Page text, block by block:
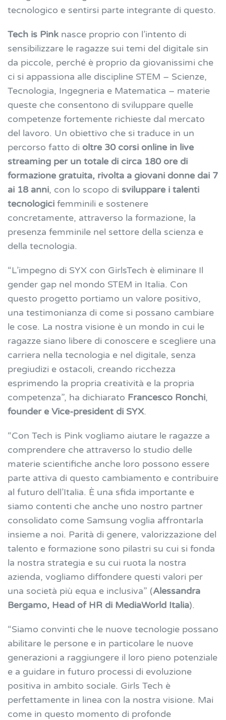
tecnologico e sentirsi parte integrante di questo.
Tech is Pink nasce proprio con l’intento di
sensibilizzare le ragazze sui temi del digitale sin
da piccole, perché è proprio da giovanissimi che
ci si appassiona alle discipline STEM – Scienze,
Tecnologia, Ingegneria e Matematica – materie
queste che consentono di sviluppare quelle
competenze fortemente richieste dal mercato
del lavoro. Un obiettivo che si traduce in un
percorso fatto di oltre 30 corsi online in live
streaming per un totale di circa 180 ore di
formazione gratuita, rivolta a giovani donne dai 7
ai 18 anni, con lo scopo di sviluppare i talenti
tecnologici femminili e sostenere
concretamente, attraverso la formazione, la
presenza femminile nel settore della scienza e
della tecnologia.
“L’impegno di SYX con GirlsTech è eliminare Il
gender gap nel mondo STEM in Italia. Con
questo progetto portiamo un valore positivo,
una testimonianza di come si possano cambiare
le cose. La nostra visione è un mondo in cui le
ragazze siano libere di conoscere e scegliere una
carriera nella tecnologia e nel digitale, senza
pregiudizi e ostacoli, creando ricchezza
esprimendo la propria creatività e la propria
competenza”, ha dichiarato Francesco Ronchi,
founder e Vice-president di SYX.
“Con Tech is Pink vogliamo aiutare le ragazze a
comprendere che attraverso lo studio delle
materie scientifiche anche loro possono essere
parte attiva di questo cambiamento e contribuire
al futuro dell’Italia. È una sfida importante e
siamo contenti che anche uno nostro partner
consolidato come Samsung voglia affrontarla
insieme a noi. Parità di genere, valorizzazione del
talento e formazione sono pilastri su cui si fonda
la nostra strategia e su cui ruota la nostra
azienda, vogliamo diffondere questi valori per
una società più equa e inclusiva” (Alessandra
Bergamo, Head of HR di MediaWorld Italia).
“Siamo convinti che le nuove tecnologie possano
abilitare le persone e in particolare le nuove
generazioni a raggiungere il loro pieno potenziale
e a guidare in futuro processi di evoluzione
positiva in ambito sociale. Girls Tech è
perfettamente in linea con la nostra visione. Mai
come in questo momento di profonde